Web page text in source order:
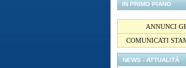
IN PRIMO PIANO
ANNUNCI
COMUNICATI
NEWS - ATTUALITÀ